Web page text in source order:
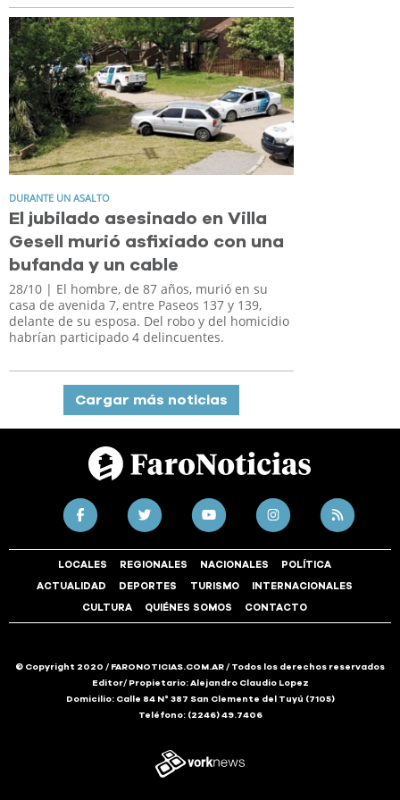
DURANTE UN ASALTO
El jubilado asesinado en Villa
Gesell murió asfixiado con una
bufanda y un cable
28/10 | El hombre, de 87 años, murió en su
casa de avenida 7, entre Paseos 137 y 139,
delante de su esposa. Del robo y del homicidio
habrían participado 4 delincuentes.
Cargar más noticias
LOCALES REGIONALES NACIONALES POLÍTICA
ACTUALIDAD DEPORTES TURISMO INTERNACIONALES
CULTURA QUIÉNES SOMOS CONTACTO
© Copyright 2020 / FARONOTICIAS.COM.AR / Todos los derechos reservados
Editor/ Propietario: Alejandro Claudio Lopez
Domicilio: Calle 84 N° 387 San Clemente del Tuyú (7105)
Teléfono: (2246) 49.7406